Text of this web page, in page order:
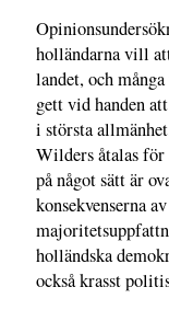
holländarna vill
landet, och
gett vid handen
i största
Wilders åtalas
på något sätt är
konsekvenserna
holländska
också krasst